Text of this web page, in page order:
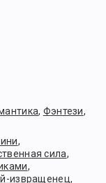
, Фэнтези,
,
сила,
,
извращенец,